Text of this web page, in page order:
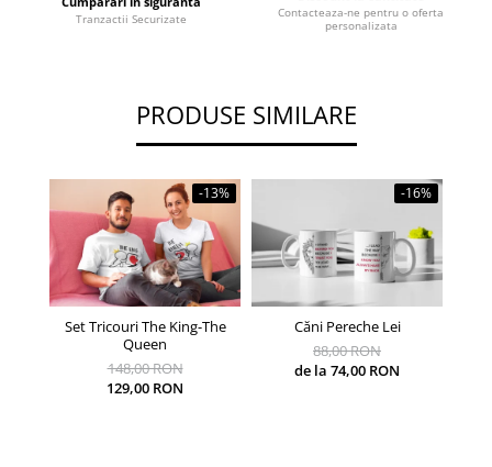
Tranzactii Securizate
Contacteaza-ne pentru o oferta
personalizata
PRODUSE SIMILARE
-13%
Set Tricouri The King-The
Queen
148,00 RON
129,00 RON
-16%
Căni Pereche Lei
88,00 RON
de la 74,00 RON